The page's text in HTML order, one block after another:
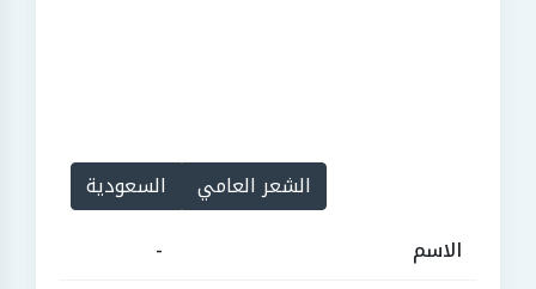
الشعر العامي
السعودية
الاسم
-